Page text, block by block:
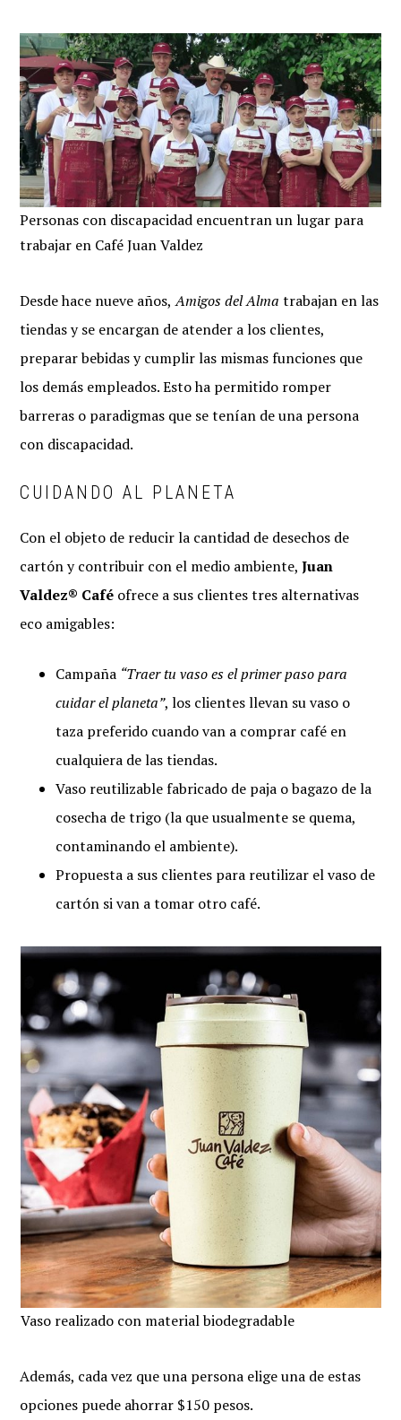
Personas con discapacidad encuentran un lugar para
trabajar en Café Juan Valdez
Desde hace nueve años, Amigos del Alma trabajan en las
tiendas y se encargan de atender a los clientes,
preparar bebidas y cumplir las mismas funciones que
los demás empleados. Esto ha permitido romper
barreras o paradigmas que se tenían de una persona
con discapacidad.
CUIDANDO AL PLANETA
Con el objeto de reducir la cantidad de desechos de
cartón y contribuir con el medio ambiente,Juan
Valdez® Café ofrece a sus clientes tres alternativas
eco amigables:
Campaña “Traer tu vaso es el primer paso para
cuidar el planeta”, los clientes llevan su vaso o
taza preferido cuando van a comprar café en
cualquiera de las tiendas.
Vaso reutilizable fabricado de paja o bagazo de la
cosecha de trigo (la que usualmente se quema,
contaminando el ambiente).
Propuesta a sus clientes para reutilizar el vaso de
cartón si van a tomar otro café.
Vaso realizado con material biodegradable
Además, cada vez que una persona elige una de estas
opciones puede ahorrar $150 pesos.